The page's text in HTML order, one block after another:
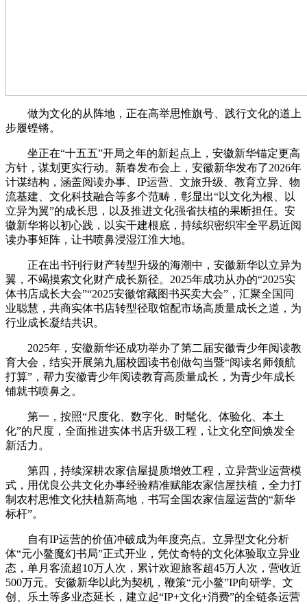
做为文化的从阵地，正在高举思惟旗号、践行文化的道上
步履铿锵。
坐正在“十五五”开局之年的新起点上，安徽新华锚定更高
方针，谋划更实行动。新春发布会上，安徽新华发布了2026年
计谋结构，涵盖阅读办事、IP运营、文旅升级、教育立异、物
流基建、文化科技融合等多个范畴，彰显出“以文化为根、以
立异为翼”的成长思，以及推进文化强省扶植的果断担任。安
徽新华将以初心践，以实干建根底，持续织密织牢全平易近阅
读办事矩阵，让书喷鼻浸湿江淮大地。
正在出书刊行财产转型升级的海潮中，安徽新华以立异为
翼，不竭摸索文化财产成长新径。2025年成功从办的“2025实
体书店成长大会”“2025安徽馆藏图书买卖大会”，汇聚全国同
业聪慧，共商实体书店转型径取馆配市场高质量成长之道，为
行业成长凝结共识。
2025年，安徽新华还成功举办了第二届安徽青少年阅读教
育大会，结实开展第九届校园读书创做勾当暨“阅读名师领航
打算”，帮力安徽青少年阅读教育高质量成长，为青少年成长
铺就书喷鼻之。
第一，按照“尺度化、数字化、时髦化、体验化、本土
化”的尺度，全面推进实体书店升级工程，让文化空间焕发全
新活力。
第四，持续深耕农家信屋提质增效工程，立异营业运营模
式，用优良公共文化办事经验精准赋能农家信屋扶植，全力打
制农村思惟文化扶植新高地，书写全国农家信屋运营的“新华
标杆”。
自有IP运营的价值冲破成为年度亮点。立异型文化分析
体“元小鳌魔幻书局”正式开业，凭仗奇特的文化体验取立异业
态，单月客流超10万人次，累计欢迎旅客超45万人次，营收近
500万元。安徽新华以此为契机，鞭策“元小鳌”IP向研学、文
创、乐土等多业态延长，建立起“IP+文化+消费”的全链条运营